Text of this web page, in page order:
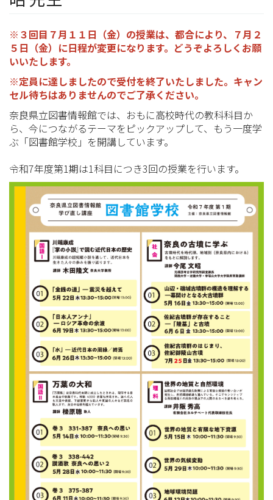
※３回目７月１１日（金）の授業は、都合により、７月２
５日（金）に日程が変更になります。どうぞよろしくお願
いいたします。
※定員に達しましたので受付を終了いたしました。キャン
セル待ちはありませんのでご了承ください。
奈良県立図書情報館では、おもに高校時代の教科科目か
ら、今につながるテーマをピックアップして、もう一度学
ぶ「図書館学校」を開講しています。
令和7年度第1期は1科目につき3回の授業を行います。